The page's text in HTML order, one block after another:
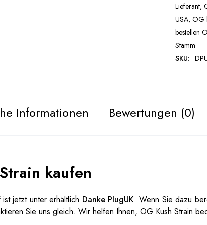
Lieferant,
USA, OG
bestellen
Stamm
SKU:
Informationen Bewertungen (0)
kaufen
jetzt unter erhältlich Danke PlugUK. Wenn Sie dazu
Sie uns gleich. Wir helfen Ihnen, OG Kush Strain